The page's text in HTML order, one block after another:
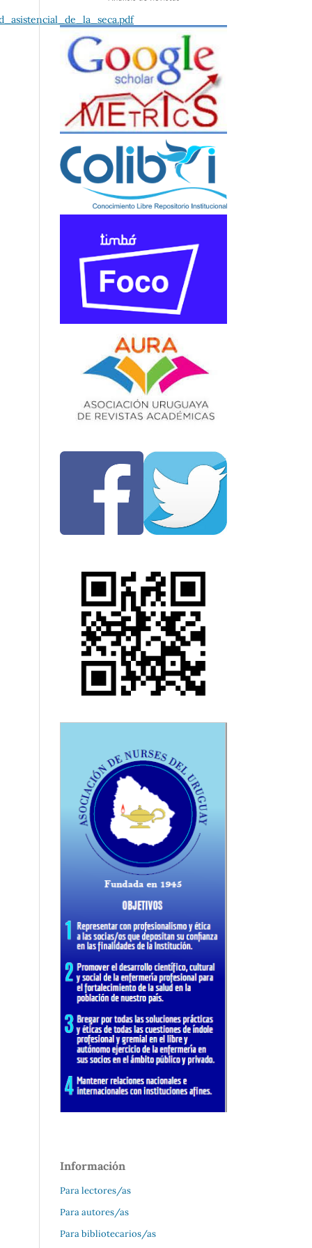
Información
Para lectores/as
Para autores/as
Para bibliotecarios/as